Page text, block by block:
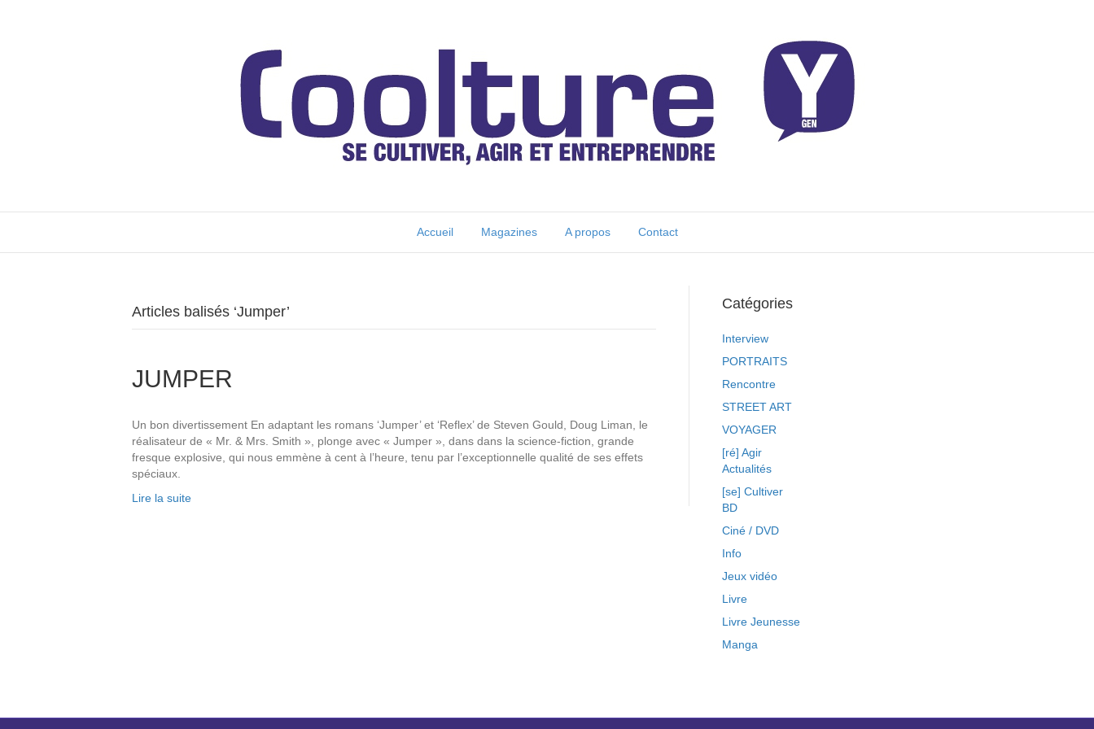
Accueil Magazines A propos Contact
Articles balisés ‘Jumper’
JUMPER
Un bon divertissement En adaptant les romans ‘Jumper’ et ‘Reflex’ de Steven Gould, Doug Liman, le
réalisateur de « Mr. & Mrs. Smith », plonge avec « Jumper », dans dans la science-fiction, grande
fresque explosive, qui nous emmène à cent à l’heure, tenu par l’exceptionnelle qualité de ses effets
spéciaux.
Lire la suite
Catégories
Interview
PORTRAITS
Rencontre
STREET ART
VOYAGER
[ré] Agir
Actualités
[se] Cultiver
BD
Ciné / DVD
Info
Jeux vidéo
Livre
Livre Jeunesse
Manga